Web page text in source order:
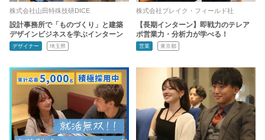
株式会社山田特殊技研DICE
設計事務所で「ものづくり」と建築
デザインビジネスを学ぶインターン
デザイナー 埼玉県
株式会社ブレイク・フィールド社
【長期インターン】即戦力のテレア
ポ営業力・分析力が学べる！
営業 東京都